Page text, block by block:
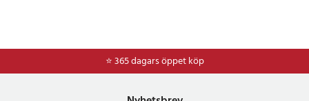
⭐ 365 dagars öppet köp
⭐Frakt 49kr *